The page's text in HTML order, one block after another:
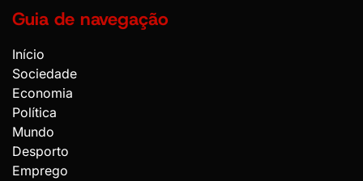
Guia de navegação
Início
Sociedade
Economia
Política
Mundo
Desporto
Emprego